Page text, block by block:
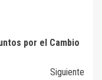
por el Cambio
Siguiente